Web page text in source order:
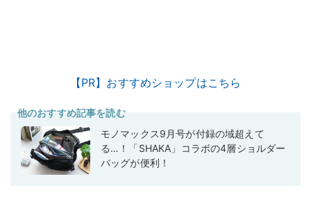
【PR】おすすめショップはこちら
他のおすすめ記事を読む
モノマックス9月号が付録の域超えて
る…！「SHAKA」コラボの4層ショルダー
バッグが便利！